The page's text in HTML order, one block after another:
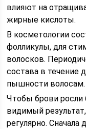
влияют на
жирные кислоты.
В косметологии
фолликулы, для
волосков.
состава в течение
пышности волосам.
Чтобы брови росли
видимый
регулярно.